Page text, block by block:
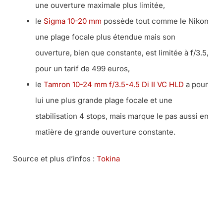
une ouverture maximale plus limitée,
le Sigma 10-20 mm possède tout comme le Nikon
une plage focale plus étendue mais son
ouverture, bien que constante, est limitée à f/3.5,
pour un tarif de 499 euros,
le Tamron 10-24 mm f/3.5-4.5 Di II VC HLD a pour
lui une plus grande plage focale et une
stabilisation 4 stops, mais marque le pas aussi en
matière de grande ouverture constante.
Source et plus d’infos : Tokina